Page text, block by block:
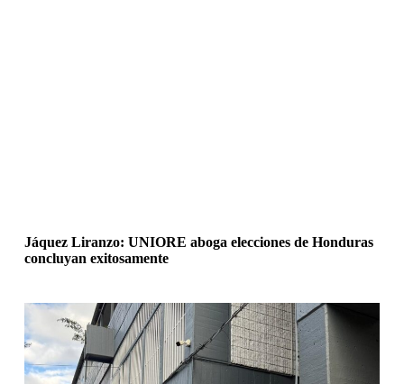
Jáquez Liranzo: UNIORE aboga elecciones de Honduras
concluyan exitosamente